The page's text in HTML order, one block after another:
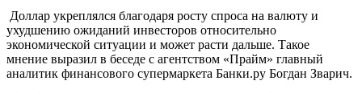
Доллар укреплялся благодаря росту спроса на валюту и
ухудшению ожиданий инвесторов относительно
экономической ситуации и может расти дальше. Такое
мнение выразил в беседе с агентством «Прайм» главный
аналитик финансового супермаркета Банки.ру Богдан Зварич.